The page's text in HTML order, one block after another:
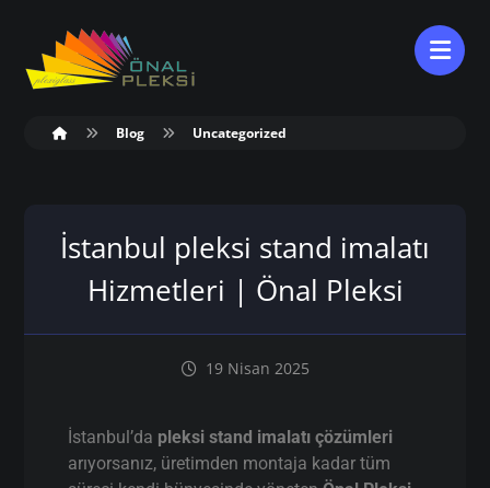
Blog Uncategorized
İstanbul pleksi stand imalatı
Hizmetleri | Önal Pleksi
19 Nisan 2025
İstanbul’da pleksi stand imalatı çözümleri
arıyorsanız, üretimden montaja kadar tüm